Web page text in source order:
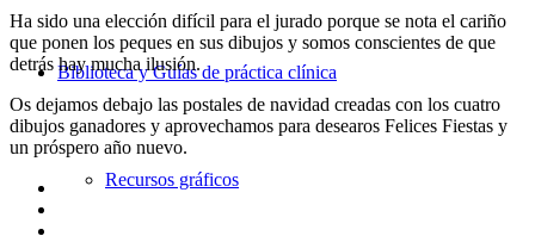
Biblioteca y Guías de práctica clínica
Recursos gráficos
Ha sido una elección difícil para el jurado porque se nota el cariño
que ponen los peques en sus dibujos y somos conscientes de que
detrás hay mucha ilusión.
Os dejamos debajo las postales de navidad creadas con los cuatro
dibujos ganadores y aprovechamos para desearos Felices Fiestas y
un próspero año nuevo.